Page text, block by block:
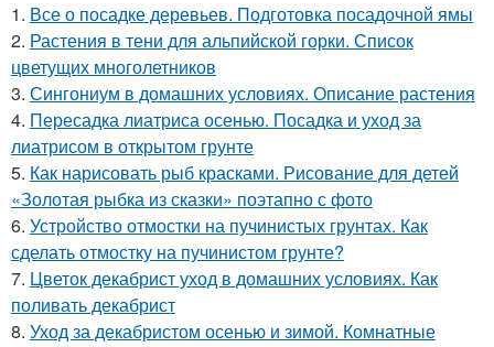
1. Все о посадке деревьев. Подготовка посадочной ямы
2. Растения в тени для альпийской горки. Список
цветущих многолетников
3. Сингониум в домашних условиях. Описание растения
4. Пересадка лиатриса осенью. Посадка и уход за
лиатрисом в открытом грунте
5. Как нарисовать рыб красками. Рисование для детей
«Золотая рыбка из сказки» поэтапно с фото
6. Устройство отмостки на пучинистых грунтах. Как
сделать отмостку на пучинистом грунте?
7. Цветок декабрист уход в домашних условиях. Как
поливать декабрист
8. Уход за декабристом осенью и зимой. Комнатные